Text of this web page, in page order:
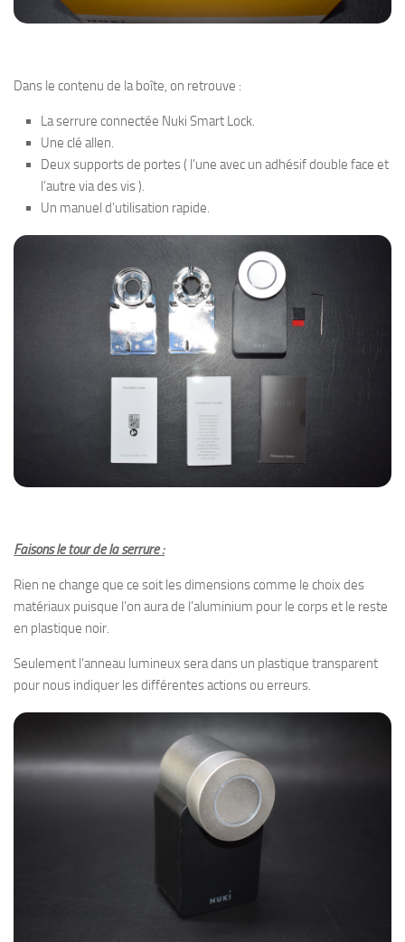
Dans le contenu de la boîte, on retrouve :
La serrure connectée Nuki Smart Lock.
Une clé allen.
Deux supports de portes ( l’une avec un adhésif double face et
l’autre via des vis ).
Un manuel d’utilisation rapide.
Faisons le tour de la serrure :
Rien ne change que ce soit les dimensions comme le choix des
matériaux puisque l’on aura de l’aluminium pour le corps et le reste
en plastique noir.
Seulement l’anneau lumineux sera dans un plastique transparent
pour nous indiquer les différentes actions ou erreurs.